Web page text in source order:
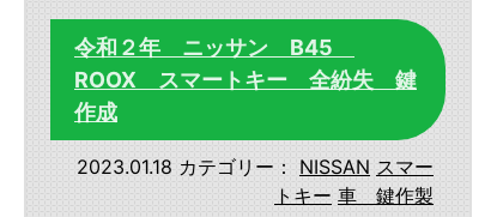
令和２年 ニッサン B45
ROOX スマートキー 全紛失 鍵
作成
2023.01.18 カテゴリー： NISSAN スマー
トキー 車 鍵作製